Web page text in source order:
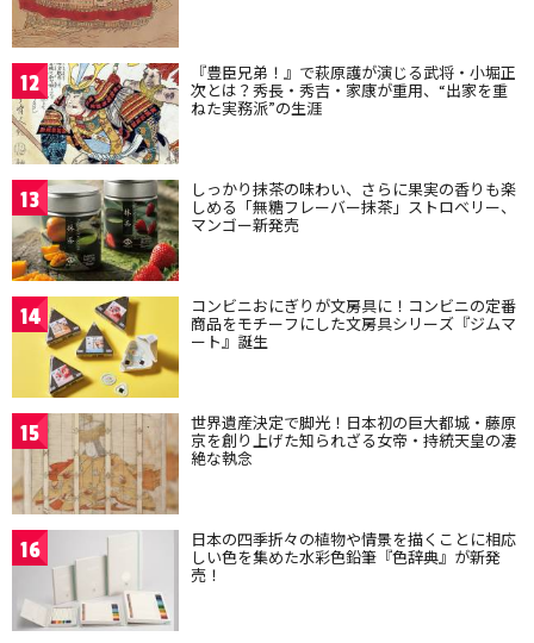
12 『豊臣兄弟！』で萩原護が演じる武将・小堀正
次とは？秀長・秀吉・家康が重用、“出家を重
ねた実務派”の生涯
13 しっかり抹茶の味わい、さらに果実の香りも楽
しめる「無糖フレーバー抹茶」ストロベリー、
マンゴー新発売
14 コンビニおにぎりが文房具に！コンビニの定番
商品をモチーフにした文房具シリーズ『ジムマ
ート』誕生
15 世界遺産決定で脚光！日本初の巨大都城・藤原
京を創り上げた知られざる女帝・持統天皇の凄
絶な執念
16 日本の四季折々の植物や情景を描くことに相応
しい色を集めた水彩色鉛筆『色辞典』が新発
売！